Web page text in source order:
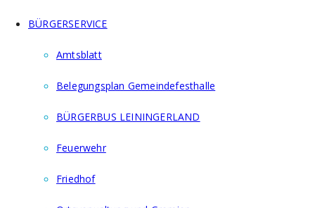
BÜRGERSERVICE
Amtsblatt
Belegungsplan Gemeindefesthalle
BÜRGERBUS LEININGERLAND
Feuerwehr
Friedhof